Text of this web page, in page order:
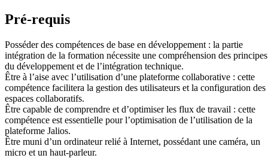
Pré-requis
Posséder des compétences de base en développement : la partie
intégration de la formation nécessite une compréhension des principes
du développement et de l’intégration technique.
Être à l’aise avec l’utilisation d’une plateforme collaborative : cette
compétence facilitera la gestion des utilisateurs et la configuration des
espaces collaboratifs.
Être capable de comprendre et d’optimiser les flux de travail : cette
compétence est essentielle pour l’optimisation de l’utilisation de la
plateforme Jalios.
Être muni d’un ordinateur relié à Internet, possédant une caméra, un
micro et un haut-parleur.